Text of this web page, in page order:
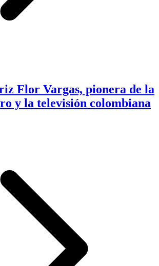
Flor Vargas, pionera de la
y la televisión colombiana